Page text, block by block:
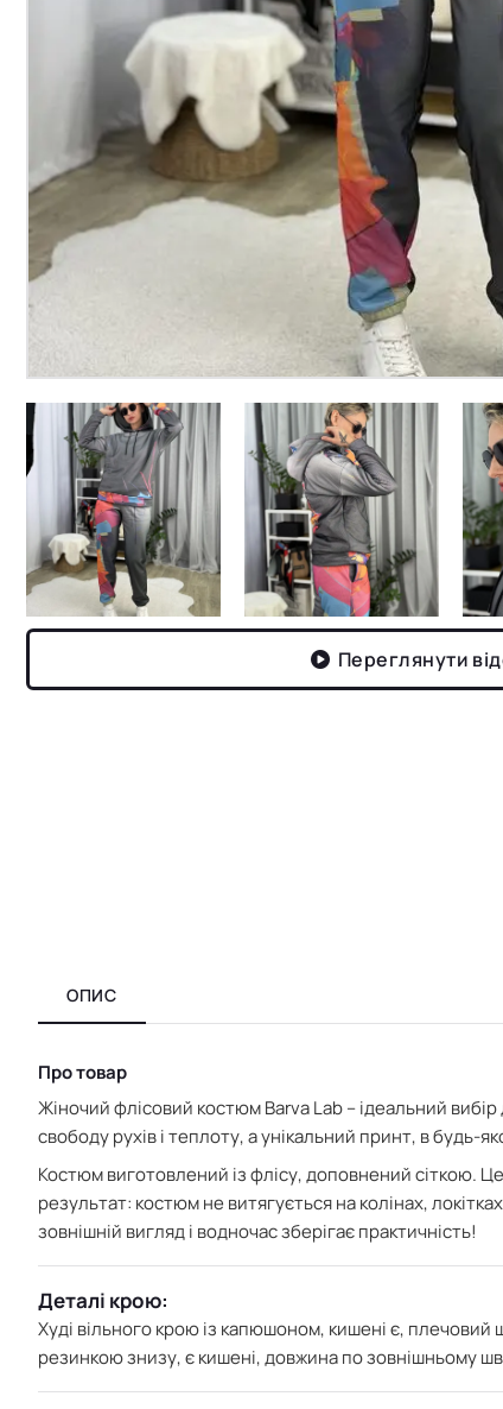
Переглянути
ОПИС
Про товар
Жіночий флісовий костюм Barva Lab – ідеальний
свободу рухів і теплоту, а унікальний принт, в
Костюм виготовлений із флісу, доповнений сіткою.
результат: костюм не витягується на колінах,
зовнішній вигляд і водночас зберігає практичність!
Деталі крою:
Худі вільного крою із капюшоном, кишені є, плечовий
резинкою знизу, є кишені, довжина по зовнішньому